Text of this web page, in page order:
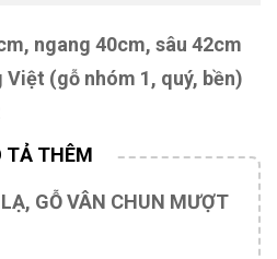
ngang 40cm, sâu 42cm
Việt (gỗ nhóm 1, quý, bền)
GỖ VÂN CHUN MƯỢT